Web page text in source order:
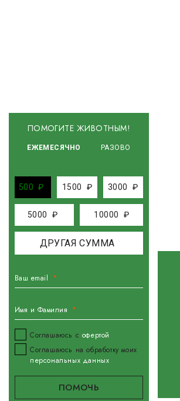
ПОМОГИТЕ ЖИВОТНЫМ!
ЕЖЕМЕСЯЧНО РАЗОВО
500 ₽ 1500 ₽ 3000 ₽
5000 ₽ 10000 ₽
Ваш email
Имя и Фамилия
Соглашаюсь с офертой
Соглашаюсь на обработку моих
персональных данных